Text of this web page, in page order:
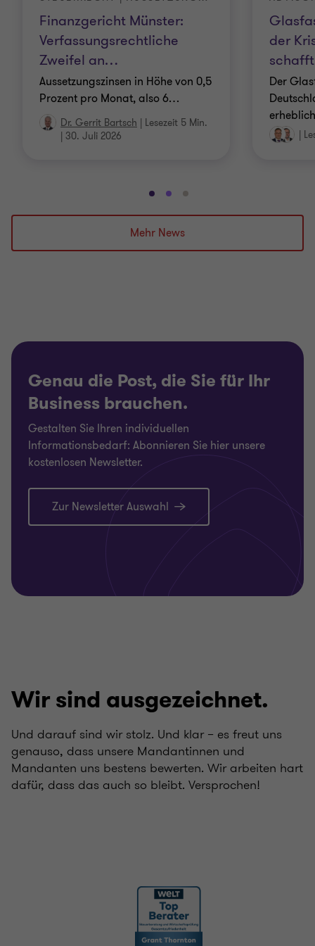
Finanzgericht Münster:
Verfassungsrechtliche
Zweifel an…
Aussetzungszinsen in Höhe von 0,5
Prozent pro Monat, also 6…
Dr. Gerrit Bartsch | Lesezeit 5 Min.
| 30. Juli 2026
der
Der
|
Gehe
zu
Folie
1
Gehe
zu
Folie
2
Gehe
zu
3
Mehr News
Genau die Post, die Sie für Ihr
Business brauchen.
Gestalten Sie Ihren individuellen
Informationsbedarf: Abonnieren Sie hier unsere
kostenlosen Newsletter.
Zur Newsletter Auswahl
Wir sind ausgezeichnet.
Und darauf sind wir stolz. Und klar – es freut uns
genauso, dass unsere Mandantinnen und
Mandanten uns bestens bewerten. Wir arbeiten hart
dafür, dass das auch so bleibt. Versprochen!